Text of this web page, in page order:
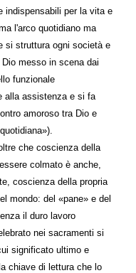
indispensabili per la vita e
l'arco quotidiano ma
si struttura ogni società e
messo in scena dai
funzionale
alla assistenza e si fa
amoroso tra Dio e
che coscienza della
colmato è anche,
coscienza della propria
mondo: del «pane» e del
il duro lavoro
nei sacramenti si
significato ultimo e
chiave di lettura che lo